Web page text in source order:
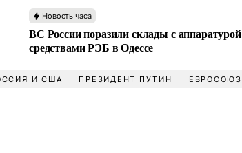
Новость часа
ВС России поразили склады с
средствами РЭБ в Одессе
И США ПРЕЗИДЕНТ ПУТИН ЕВРОСОЮЗ